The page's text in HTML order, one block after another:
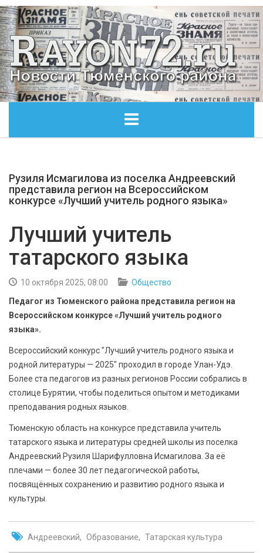
ОБЩЕСТВО
КУЛЬТУРА
БЕЗОПАСНОСТЬ
СПОРТ
АРХИВ PDF
Рузиля Исмагилова из поселка Андреевский
представила регион на Всероссийском
конкурсе «Лучший учитель родного языка»
Лучший учитель
татарского языка
10 октября 2025, 08:00
Общество
Педагог из Тюменского района представила регион на
Всероссийском конкурсе «Лучший учитель родного
языка».
Всероссийский конкурс "Лучший учитель родного языка и
родной литературы — 2025" проходил в городе Улан-Удэ.
Более ста педагогов из разных регионов России собрались в
столице Бурятии, чтобы поделиться опытом и методиками
преподавания родных языков.
Тюменскую область на конкурсе представила учитель
татарского языка и литературы средней школы из поселка
Андреевский Рузиля Шарифулловна Исмагилова. За её
плечами — более 30 лет педагогической работы,
посвящённых сохранению и развитию родного языка и
культуры.
Андреевский Образование Татарская культура